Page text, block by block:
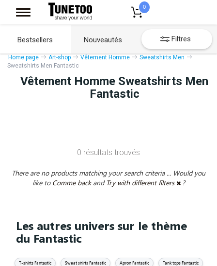
0
Bestsellers Nouveautés Filtres
Home page Art-shop Vêtement Homme
Sweatshirts Men
Sweatshirts Men Fantastic
Vêtement Homme Sweatshirts Men
Fantastic
0 résultats trouvés
There are no products matching your search criteria ... Would you
like to Comme back and Try with different filters ?
Les autres univers sur le thème
du Fantastic
T-shirts Fantastic Sweat shirts Fantastic Apron Fantastic Tank tops Fantastic